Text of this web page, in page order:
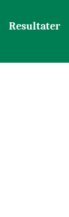
Resultater